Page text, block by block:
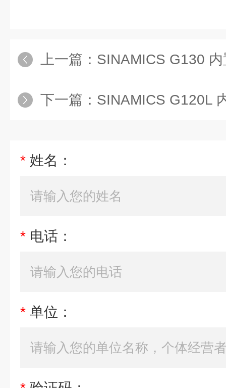
上一篇： SINAMICS G130
下一篇： SINAMICS G120L
* 姓名：
* 电话：
* 单位：